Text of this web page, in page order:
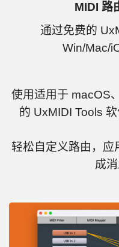
MIDI 路
通过免费的
Win/Mac/
使用适用于 macOS
的 UxMIDI Tools
轻松自定义路由，应
成消